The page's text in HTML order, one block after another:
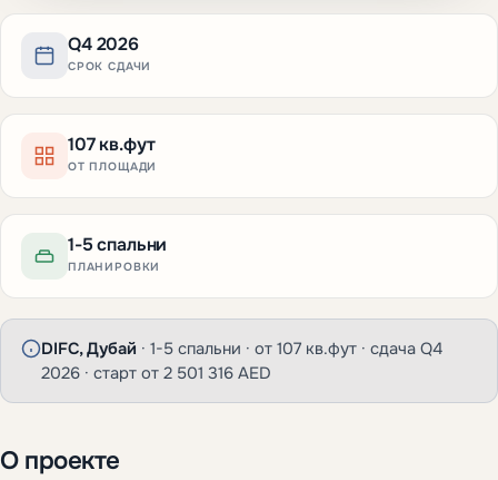
Q4 2026
СРОК СДАЧИ
107 кв.фут
ОТ ПЛОЩАДИ
1-5 спальни
ПЛАНИРОВКИ
DIFC, Дубай · 1-5 спальни · от 107 кв.фут · сдача Q4
2026 · старт от 2 501 316 AED
О проекте